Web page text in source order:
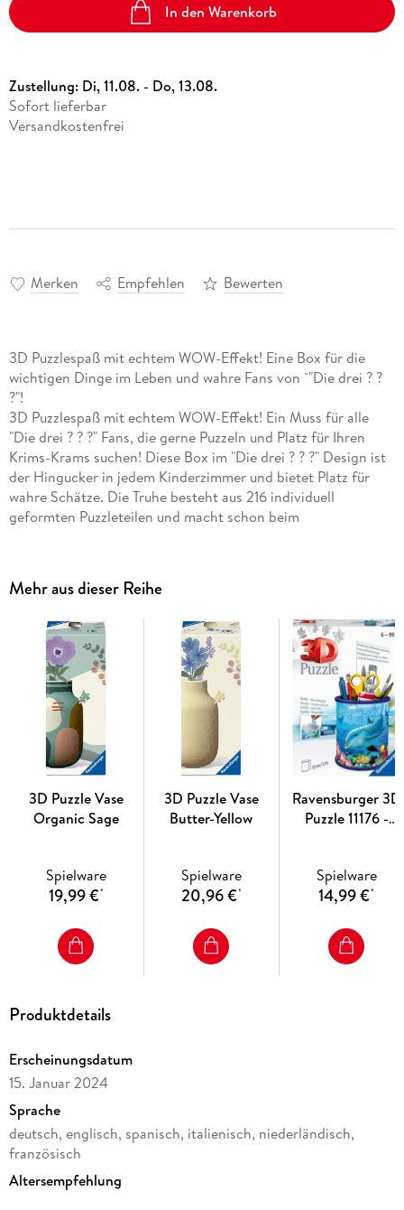
In den Warenkorb
Zustellung: Di, 11.08. - Do, 13.08.
Sofort lieferbar
Versandkostenfrei
Merken Empfehlen Bewerten
3D Puzzlespaß mit echtem WOW-Effekt! Eine Box für die
wichtigen Dinge im Leben und wahre Fans von `"Die drei ? ?
?"!
3D Puzzlespaß mit echtem WOW-Effekt! Ein Muss für alle
"Die drei ? ? ?" Fans, die gerne Puzzeln und Platz für Ihren
Krims-Krams suchen! Diese Box im "Die drei ? ? ?" Design ist
der Hingucker in jedem Kinderzimmer und bietet Platz für
wahre Schätze. Die Truhe besteht aus 216 individuell
geformten Puzzleteilen und macht schon beim
durcheinander kommt, ist mit einem Blick auf die bebilderte
Aufbauanleitung schnell wieder auf dem richtigen Weg. Die
stabilen 3D Puzzleteile sind teilweise knickbar und für ein
leichteres Zusammensetzen nummeriert. So vergeht die
Puzzlezeit wie im Flug und schon bald steht die Box als
Hingucker in deinem Zimmer. Eine spielerische
Konzentrationsübung für Anfänger sowie für Puzzleprofis -
dank der Kunststoff-Zubehörteile ist die Aufbewahrungsbox
absolut stabil und so richtig geräumig. Eine Box für die
wichtigen Dinge im Leben und wahre Fans von `"Die drei ? ?
Mehr aus dieser Reihe
3D Puzzle Vase
Organic Sage
Spielware
19,99 €*
3D Puzzle Vase
Butter-Yellow
Spielware
20,96 €*
Ravensburger 3D
Puzzle 11176 -
54 Teile -
Stiftehalter für
Jahren,
Schreibtisch-
Spielware
14,99 €*
Produktdetails
Erscheinungsdatum
15. Januar 2024
Sprache
deutsch, englisch, spanisch, italienisch, niederländisch,
französisch
Altersempfehlung